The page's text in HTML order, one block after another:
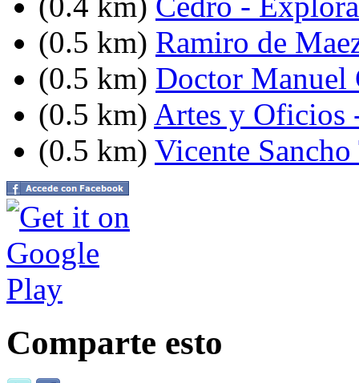
(0.5 km) Ramiro de
(0.5 km) Doctor Manuel
(0.5 km) Artes y Oficios
(0.5 km) Vicente
Comparte esto